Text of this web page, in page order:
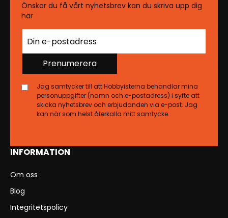
INFORMATION
Om oss
Blog
Integritetspolicy
Önskar du få vårt nyhetsbrev kan du skriva upp dig
här
Prenumerera
Jag samtycker till att Hobbyisterna behandlar mina
personuppgifter (namn och e-postadress) i syfte att
skicka nyhetsbrev och erbjudanden via e-post. Jag
kan när som helst återkalla mitt samtycke.